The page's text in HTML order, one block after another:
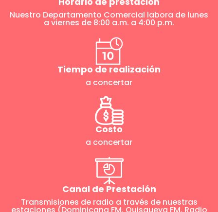
Nuestro Departamento Comercial labora de lunes
a viernes de 8:00 a.m. a 4:00 p.m.
Tiempo de realización
a concertar
Costo
a concertar
Canal de Prestación
Transmisiones de radio a través de nuestras